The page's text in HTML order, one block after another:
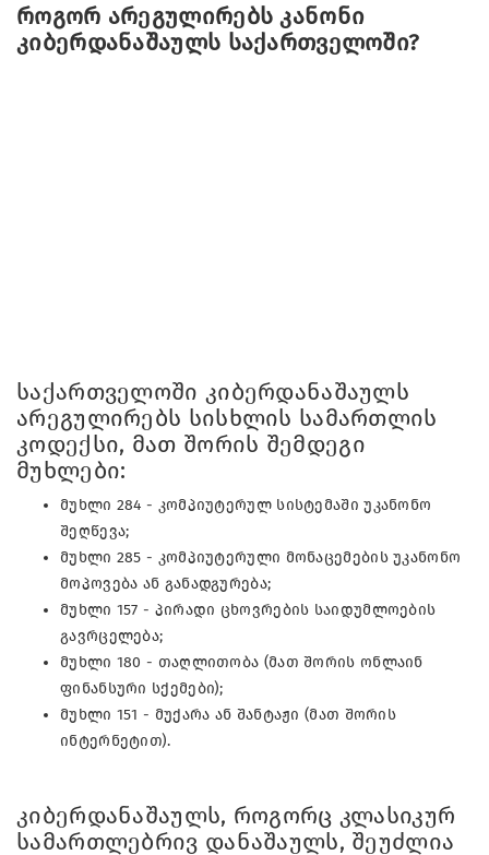
როგორ არეგულირებს კანონი
კიბერდანაშაულს საქართველოში?
საქართველოში კიბერდანაშაულს
არეგულირებს სისხლის სამართლის
კოდექსი, მათ შორის შემდეგი
მუხლები:
მუხლი 284 - კომპიუტერულ სისტემაში უკანონო
შეღწევა;
მუხლი 285 - კომპიუტერული მონაცემების უკანონო
მოპოვება ან განადგურება;
მუხლი 157 - პირადი ცხოვრების საიდუმლოების
გავრცელება;
მუხლი 180 - თაღლითობა (მათ შორის ონლაინ
ფინანსური სქემები);
მუხლი 151 - მუქარა ან შანტაჟი (მათ შორის
ინტერნეტით).
კიბერდანაშაულს, როგორც კლასიკურ
სამართლებრივ დანაშაულს, შეუძლია